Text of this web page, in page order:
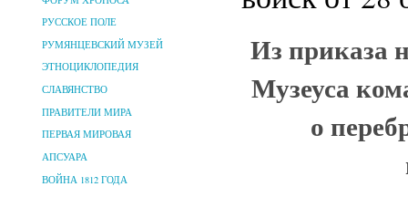
РУССКОЕ ПОЛЕ
РУМЯНЦЕВСКИЙ МУЗЕЙ
ЭТНОЦИКЛОПЕДИЯ
СЛАВЯНСТВО
ПРАВИТЕЛИ МИРА
ПЕРВАЯ МИРОВАЯ
АПСУАРА
ВОЙНА 1812 ГОДА
Из приказа
Музеуса
о